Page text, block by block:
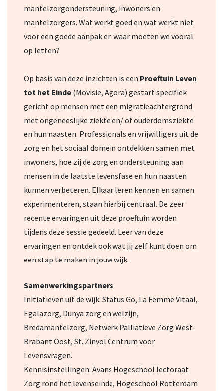
mantelzorgondersteuning, inwoners en
mantelzorgers. Wat werkt goed en wat werkt niet
voor een goede aanpak en waar moeten we vooral
op letten?
Op basis van deze inzichten is een Proeftuin Leven
tot het Einde (Movisie, Agora) gestart specifiek
gericht op mensen met een migratieachtergrond
met ongeneeslijke ziekte en/ of ouderdomsziekte
en hun naasten. Professionals en vrijwilligers uit de
zorg en het sociaal domein ontdekken samen met
inwoners, hoe zij de zorg en ondersteuning aan
mensen in de laatste levensfase en hun naasten
kunnen verbeteren. Elkaar leren kennen en samen
experimenteren, staan hierbij centraal. De zeer
recente ervaringen uit deze proeftuin worden
tijdens deze sessie gedeeld. Leer van deze
ervaringen en ontdek ook wat jij zelf kunt doen om
een stap te maken in jouw wijk.
Samenwerkingspartners
Initiatieven uit de wijk: Status Go, La Femme Vitaal,
Egalazorg, Dunya zorg en welzijn,
Bredamantelzorg, Netwerk Palliatieve Zorg West-
Brabant Oost, St. Zinvol Centrum voor
Levensvragen.
Kennisinstellingen: Avans Hogeschool lectoraat
Zorg rond het levenseinde, Hogeschool Rotterdam